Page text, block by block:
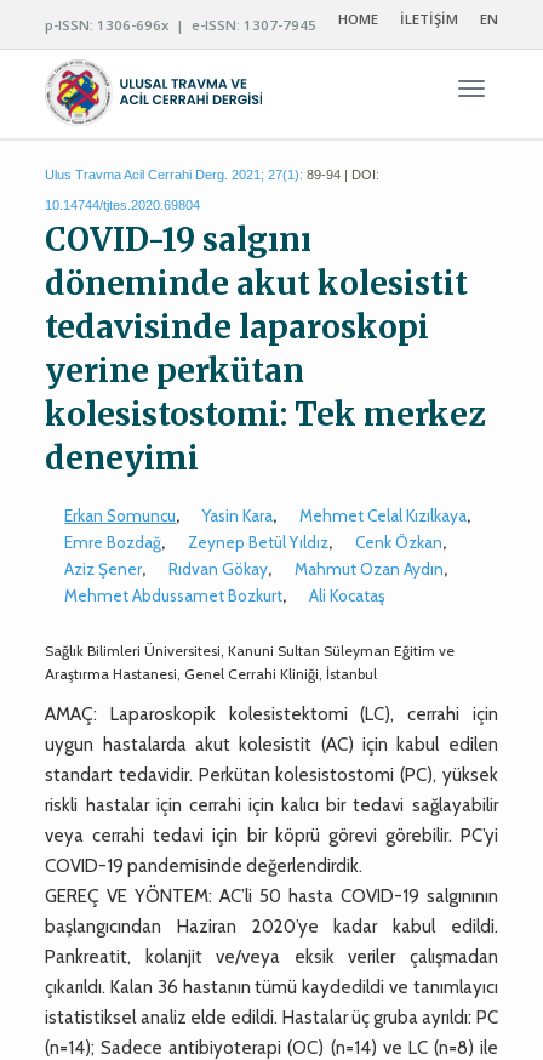
p-ISSN: 1306-696x | e-ISSN: 1307-7945 HOME İLETİŞİM EN
Ulus Travma Acil Cerrahi Derg. 2021; 27(1): 89-94 | DOI:
10.14744/tjtes.2020.69804
COVID-19 salgını
döneminde akut kolesistit
tedavisinde laparoskopi
yerine perkütan
kolesistostomi: Tek merkez
deneyimi
Erkan Somuncu, Yasin Kara, Mehmet Celal Kızılkaya,
Emre Bozdağ, Zeynep Betül Yıldız, Cenk Özkan,
Aziz Şener, Rıdvan Gökay, Mahmut Ozan Aydın,
Mehmet Abdussamet Bozkurt, Ali Kocataş
Sağlık Bilimleri Üniversitesi, Kanuni Sultan Süleyman Eğitim ve
Araştırma Hastanesi, Genel Cerrahi Kliniği, İstanbul
AMAÇ: Laparoskopik kolesistektomi (LC), cerrahi için
uygun hastalarda akut kolesistit (AC) için kabul edilen
standart tedavidir. Perkütan kolesistostomi (PC), yüksek
riskli hastalar için cerrahi için kalıcı bir tedavi sağlayabilir
veya cerrahi tedavi için bir köprü görevi görebilir. PC’yi
COVID-19 pandemisinde değerlendirdik.
GEREÇ VE YÖNTEM: AC’li 50 hasta COVID-19 salgınının
başlangıcından Haziran 2020’ye kadar kabul edildi.
Pankreatit, kolanjit ve/veya eksik veriler çalışmadan
çıkarıldı. Kalan 36 hastanın tümü kaydedildi ve tanımlayıcı
istatistiksel analiz elde edildi. Hastalar üç gruba ayrıldı: PC
(n=14); Sadece antibiyoterapi (OC) (n=14) ve LC (n=8) ile